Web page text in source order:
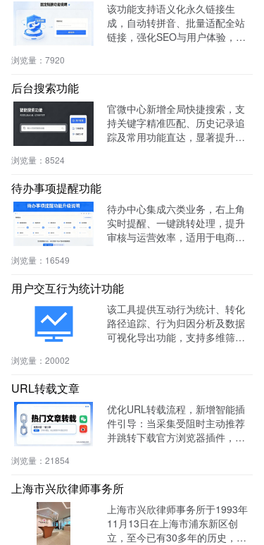
该功能支持语义化永久链接生
成，自动转拼音、批量适配全站
链接，强化SEO与用户体验，兼
浏览量： 7920
后台搜索功能
官微中心新增全局快捷搜索，支
持关键字精准匹配、历史记录追
踪及常用功能直达，显著提升后
浏览量： 8524
待办事项提醒功能
待办中心集成六类业务，右上角
实时提醒、一键跳转处理，提升
审核与运营效率，适用于电商、
浏览量： 16549
用户交互行为统计功能
该工具提供互动行为统计、转化
路径追踪、行为归因分析及数据
可视化导出功能，支持多维筛选
浏览量： 20002
URL转载文章
优化URL转载流程，新增智能插
件引导：当采集受阻时主动推荐
并跳转下载官方浏览器插件，有
浏览量： 21854
上海市兴欣律师事务所
上海市兴欣律师事务所于1993年
11月13日在上海市浦东新区创
立，至今已有30多年的历史，致